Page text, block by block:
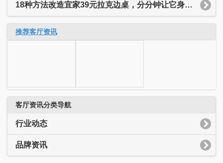
18种方法改造宜家39元拉克边桌，分分钟让它身价翻十倍
推荐客厅资讯
客厅资讯分类导航
行业动态
品牌资讯